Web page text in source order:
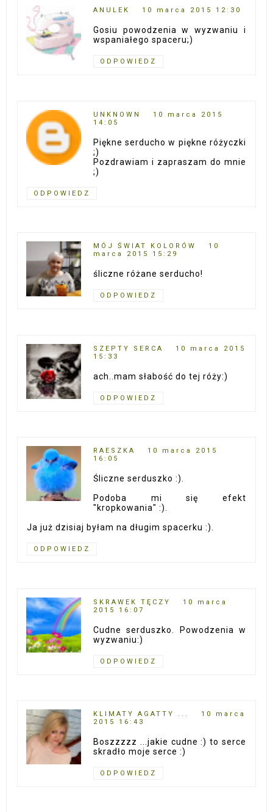
ANULEK 10 marca 2015 12:30
Gosiu powodzenia w wyzwaniu i
wspaniałego spaceru;)
ODPOWIEDZ
UNKNOWN
10 marca 2015
14:05
Piękne serducho w piękne różyczki
;)
Pozdrawiam i zapraszam do mnie
;)
ODPOWIEDZ
MÓJ ŚWIAT KOLORÓW
10
marca 2015 15:29
śliczne różane serducho!
ODPOWIEDZ
SZEPTY SERCA
10 marca 2015
15:33
ach..mam słabość do tej róży:)
ODPOWIEDZ
RAESZKA
10 marca 2015
16:05
Śliczne serduszko :).
Podoba mi się efekt
"kropkowania" :).
Ja już dzisiaj byłam na długim spacerku :).
ODPOWIEDZ
SKRAWEK TĘCZY
10 marca
2015 16:07
Cudne serduszko. Powodzenia w
wyzwaniu:)
ODPOWIEDZ
KLIMATY AGATTY ...
10 marca
2015 16:43
Boszzzzz ...jakie cudne :) to serce
skradło moje serce :)
ODPOWIEDZ